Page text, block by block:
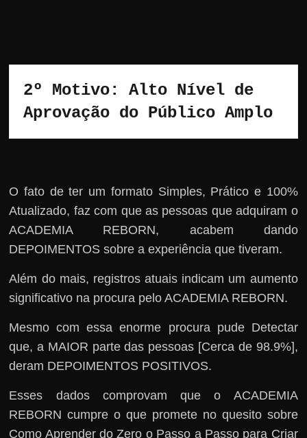
2º Motivo: Alto Nível de
Aprovação do Público Amplo
O fato de ter um formato Simples, Prático e 100%
Atualizado, faz com que as pessoas que adquiram o
ACADEMIA REBORN, acabem dando
DEPOIMENTOS sobre a experiência que tiveram.
Além do mais, registros atuais indicam um aumento
significativo na procura pelo ACADEMIA REBORN.
Mesmo com essa enorme procura pude Detectar
que, a MAIOR parte das pessoas [Cerca de 98.9%],
deram DEPOIMENTOS POSITIVOS.
Esses dados comprovam que o ACADEMIA
REBORN cumpre o que promete no quesito sobre
Como Aprender do Zero o Passo a Passo para Criar